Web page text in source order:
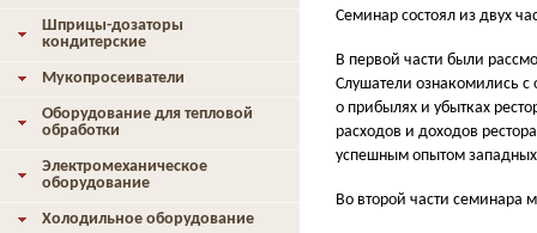
Семинар состоял из двух
В первой части были
Слушатели ознакомились с
о прибылях и убытках
расходов и доходов
успешным опытом западных
Во второй части семинара
Шприцы-дозаторы
кондитерские
Мукопросеиватели
Оборудование для тепловой
обработки
Электромеханическое
оборудование
Холодильное оборудование